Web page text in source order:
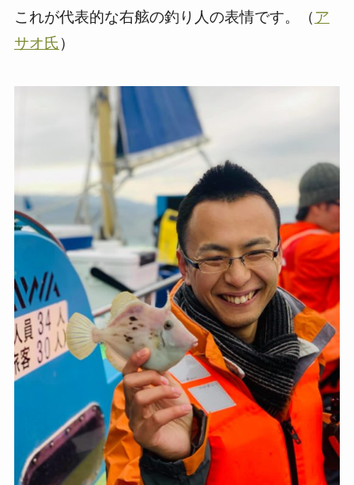
これが代表的な右舷の釣り人の表情です。（ ア
サオ氏）